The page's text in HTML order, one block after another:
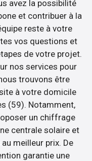
avez la possibilité
et contribuer à la
reste à votre
vos questions et
de votre projet.
nos services pour
trouvons être
à votre domicile
(59). Notamment,
un chiffrage
centrale solaire et
meilleur prix. De
garantie une